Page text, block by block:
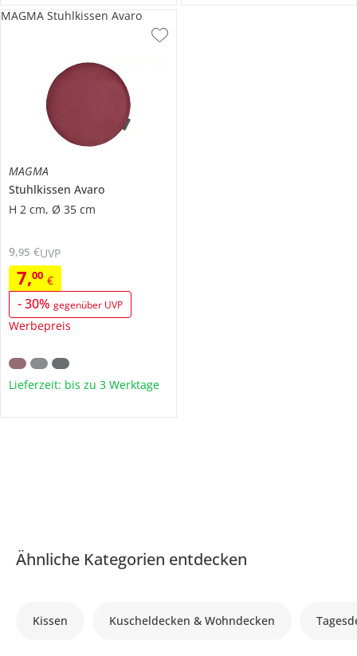
MAGMA
Stuhlkissen Avaro
H 2 cm, Ø 35 cm
7,00 €
-30% gegenüber UVP
Werbepreis
9,95 €UVP
MAGMA Stuhlkissen Avaro
Lieferzeit: bis zu 3 Werktage
Ähnliche Kategorien entdecken
Kissen Kuscheldecken & Wohndecken